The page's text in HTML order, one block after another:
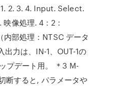
2. 3. 4. Input. Select.
像処理. 4：2：
部処理：NTSC データ
出力は、IN-1、OUT-1の
プデート用。 ＊3 M-
すると, パラメータや